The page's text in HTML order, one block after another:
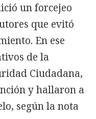
un forcejeo
que evitó
En ese
de la
Ciudadana,
y hallaron a
según la nota